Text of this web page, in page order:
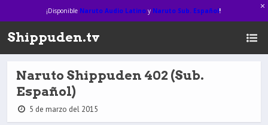
¡Disponible Naruto Audio Latinoy Naruto Sub. Español!
Shippuden.tv
Naruto Shippuden 402 (Sub.
Español)
5 de marzo del 2015